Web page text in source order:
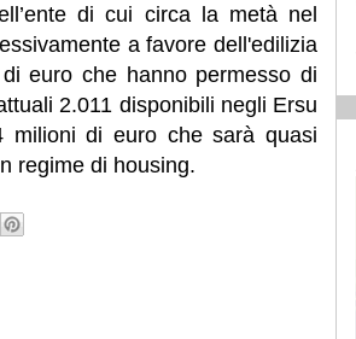
di cui circa la metà nel
a favore dell'edilizia
euro che hanno permesso di
2.011 disponibili negli Ersu
milioni di euro che sarà quasi
regime di housing.